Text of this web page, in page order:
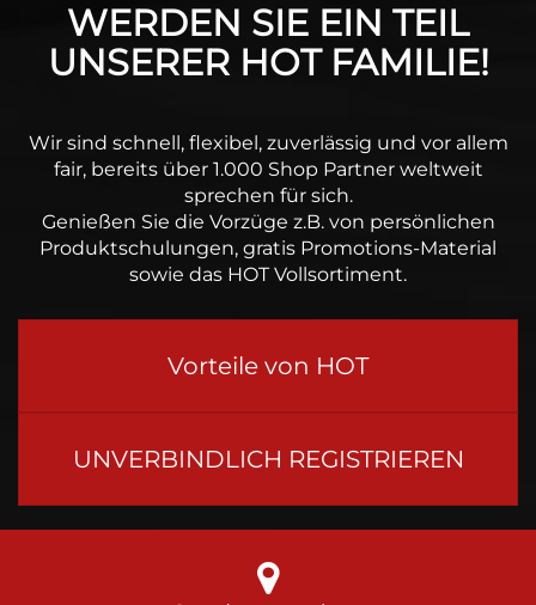
WERDEN SIE EIN TEIL
UNSERER HOT FAMILIE!
Wir sind schnell, flexibel, zuverlässig und vor allem
fair, bereits über 1.000 Shop Partner weltweit
sprechen für sich.
Genießen Sie die Vorzüge z.B. von persönlichen
Produktschulungen, gratis Promotions-Material
sowie das HOT Vollsortiment.
Vorteile von HOT
UNVERBINDLICH REGISTRIEREN